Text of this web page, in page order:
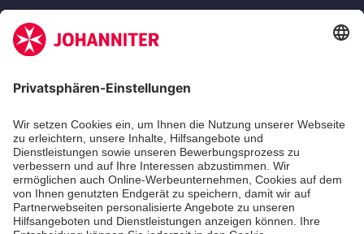
Zertifizierung der Johanniter-Unfall-Hilfe e.V.
Die Johanniter GmbH führt das Spendenzertifikat
des Deutschen Spendenrats e.V.